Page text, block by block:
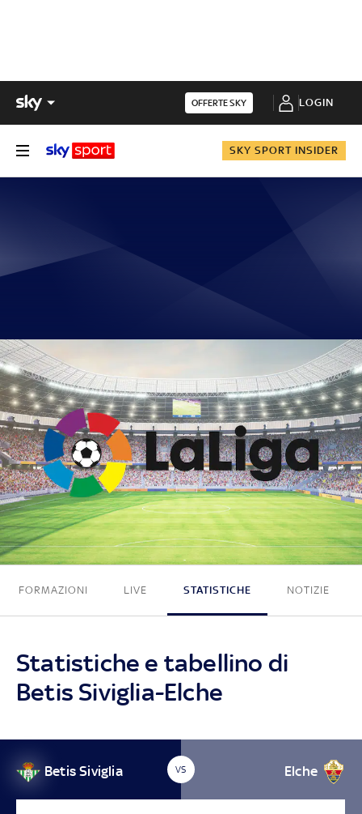
OFFERTE SKY LOGIN
SKY SPORT INSIDER
2 - 1
FORMAZIONI LIVE STATISTICHE NOTIZIE
Statistiche e tabellino di
Betis Siviglia-Elche
Betis Siviglia VS Elche